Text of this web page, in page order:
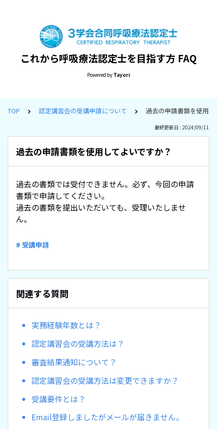
これから呼吸療法認定士を目指す方 FAQ
Powered by Tayori
TOP 認定講習会の受講申請について 過去の申請書類を使用
最終更新日 : 2024/09/11
過去の申請書類を使用してよいですか？
過去の書類では受付できません。必ず、今回の申請
書類で申請してください。
過去の書類を提出いただいても、受理いたしませ
ん。
# 受講申請
関連する質問
実務経験年数とは？
認定講習会の受講方法は？
審査結果通知について？
認定講習会の受講方法は変更できますか？
受講要件とは？
Email登録しましたがメールが届きません。